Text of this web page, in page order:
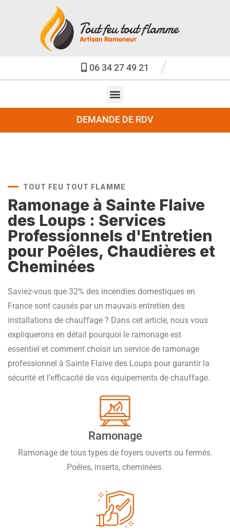
06 34 27 49 21
DEMANDE DE RDV
TOUT FEU TOUT FLAMME
Ramonage à Sainte Flaive
des Loups : Services
Professionnels d'Entretien
pour Poêles, Chaudières et
Cheminées
Saviez-vous que 32% des incendies domestiques en
France sont causés par un mauvais entretien des
installations de chauffage ? Dans cet article, nous vous
expliquerons en détail pourquoi le ramonage est
essentiel et comment choisir un service de ramonage
professionnel à Sainte Flaive des Loups pour garantir la
sécurité et l’efficacité de vos équipements de chauffage.
Ramonage
Ramonage de tous types de foyers ouverts ou fermés.
Poêles, inserts, cheminées.